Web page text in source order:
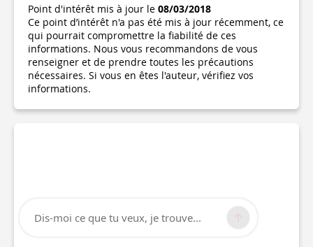
Point d'intérêt mis à jour le 08/03/2018
Ce point d’intérêt n'a pas été mis à jour récemment, ce
qui pourrait compromettre la fiabilité de ces
informations. Nous vous recommandons de vous
renseigner et de prendre toutes les précautions
nécessaires. Si vous en êtes l'auteur, vérifiez vos
informations.
Dis-moi ce que tu veux, je trouve...